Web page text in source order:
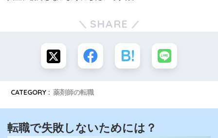
SHARE
CATEGORY : 薬剤師の転職
転職で失敗しないためには？